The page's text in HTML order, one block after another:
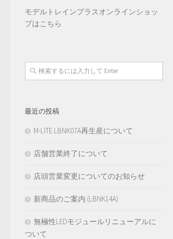
モデルトレインプラスオンラインショッ
プはこちら
最近の投稿
M-LITE LBNK07A再生産について
店舗営業終了について
店頭営業変更についてのお知らせ
新商品のご案内 (LBNK14A)
無極性LEDモジュールリニューアルに
ついて